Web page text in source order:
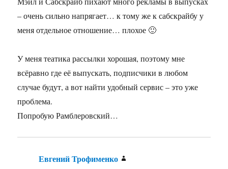
– очень сильно напрягает… к тому же к сабскрайбу у
меня отдельное отношение… плохое 🙂
У меня театика рассылки хорошая, поэтому мне
всёравно где её выпускать, подписчики в любом
случае будут, а вот найти удобный сервис – это уже
проблема.
Попробую Рамблеровский…
Евгений Трофименко